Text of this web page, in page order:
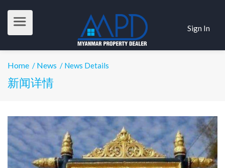
Sign In
Home / News / News Details
新闻详情